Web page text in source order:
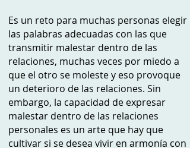
Es un reto para muchas personas elegir
las palabras adecuadas con las que
transmitir malestar dentro de las
relaciones, muchas veces por miedo a
que el otro se moleste y eso provoque
un deterioro de las relaciones. Sin
embargo, la capacidad de expresar
malestar dentro de las relaciones
personales es un arte que hay que
cultivar si se desea vivir en armonía con